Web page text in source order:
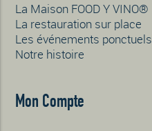
La Maison FOOD Y VINO®
La restauration sur place
Les événements ponctuels
Notre histoire
Mon Compte